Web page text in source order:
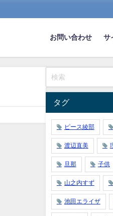
お問い合わせ サ
タグ
ピース綾部
渡辺直美
旦那 子供
山之内すず
池田エライザ